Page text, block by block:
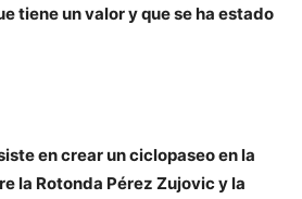
tiene un valor y que se ha estado
en crear un ciclopaseo en la
la Rotonda Pérez Zujovic y la